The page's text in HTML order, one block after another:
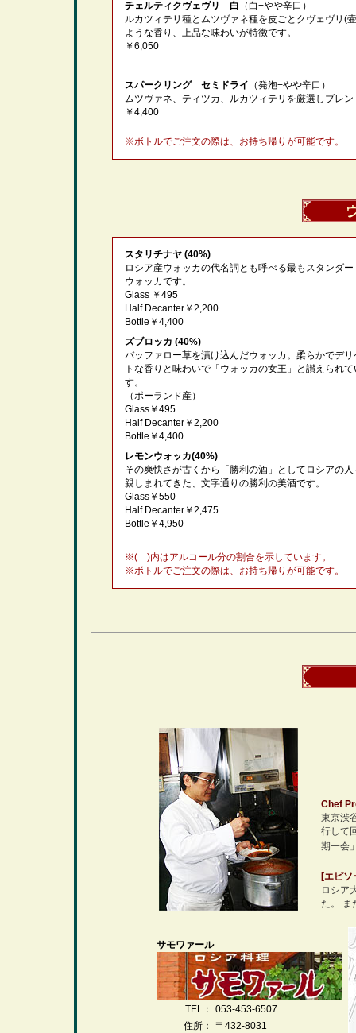
チェルティクヴェヴリ 白 （白−やや辛口）
ルカツィテリ種とムツヴァネ種を皮ごとクヴェヴリ(
ような香り、上品な味わいが特徴です。
￥6,050
スパークリング セミドライ （発泡−やや辛口）
ムツヴァネ、ティツカ、ルカツィテリを厳選しブレ
￥4,400
※ボトルでご注文の際は、お持ち帰りが可能です。
スタリチナヤ (40%)
ロシア産ウォッカの代名詞とも呼べる最もスタンダー
ウォッカです。
Glass ￥495
Half Decanter￥2,200
Bottle￥4,400
ズブロッカ (40%)
バッファロー草を漬け込んだウォッカ。柔らかでデリ
トな香りと味わいで「ウォッカの女王」と讃えられて
す。
（ポーランド産）
Glass￥495
Half Decanter￥2,200
Bottle￥4,400
レモンウォッカ(40%)
その爽快さが古くから「勝利の酒」としてロシアの人
親しまれてきた、文字通りの勝利の美酒です。
Glass￥550
Half Decanter￥2,475
Bottle￥4,950
※( )内はアルコール分の割合を示しています。
※ボトルでご注文の際は、お持ち帰りが可能です。
Chef
東京渋
行して
期一会
[エピソ
ロシア
た。 ま
サモワァール
TEL：
053-453-6507
住所：
〒432-8031